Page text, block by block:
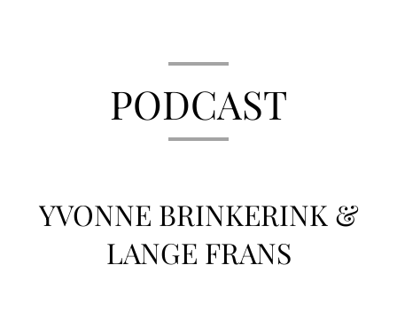
PODCAST
YVONNE BRINKERINK &
LANGE FRANS